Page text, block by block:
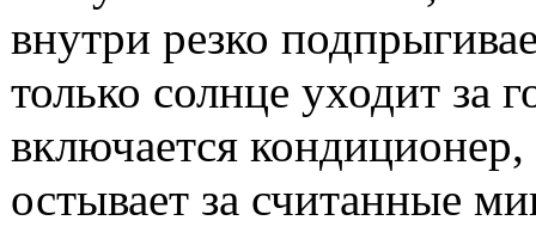
внутри резко
только солнце уходит за
включается
остывает за считанные